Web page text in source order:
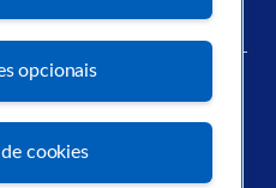
opcionais
cookies